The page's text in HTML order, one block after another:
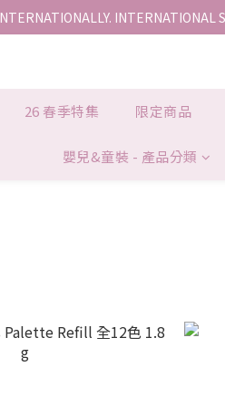
香港地區全店免運。免運費適用於香
INTERNATIONAL
26 春季特集 限定商品
嬰兒&童裝 - 產品分類